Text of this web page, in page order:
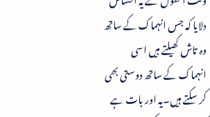
دلایا کہ جس انہماک کے ساتھ
وہ تاش کھیلتے ہیں اسی
انہماک کے ساتھ دوستی بھی
کر سکتے ہیں۔یہ اور بات ہے